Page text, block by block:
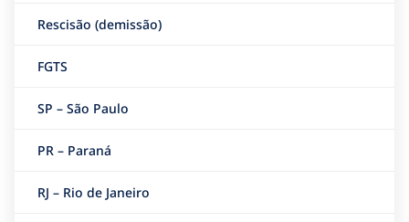
Rescisão (demissão)
FGTS
SP – São Paulo
PR – Paraná
RJ – Rio de Janeiro